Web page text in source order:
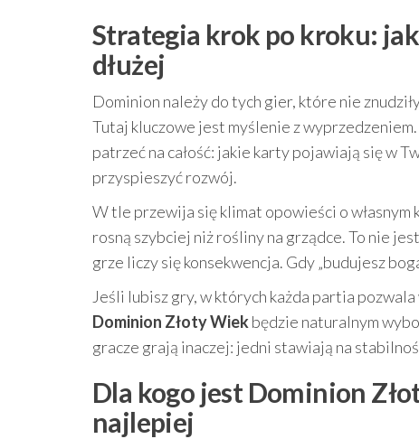
Strategia krok po kroku:
dłużej
Dominion należy do tych gier, które nie
Tutaj kluczowe jest myślenie z wyprzedzeniem.
patrzeć na całość: jakie karty pojawiają się w
przyspieszyć rozwój.
W tle przewija się klimat opowieści o
rosną szybciej niż rośliny na grządce. To nie
grze liczy się konsekwencja. Gdy „budujesz
Jeśli lubisz gry, w których każda partia
Dominion Złoty Wiekbędzie naturalnym
gracze grają inaczej: jedni stawiają na
Dla kogo jest Dominion
najlepiej